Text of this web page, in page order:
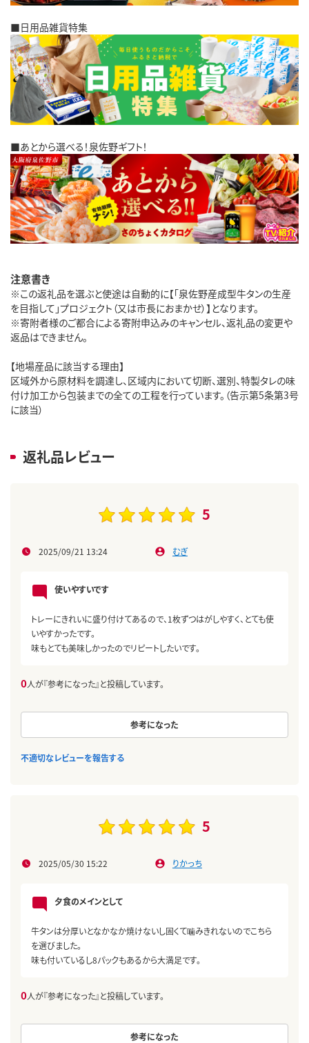
■日用品雑貨特集
■あとから選べる！泉佐野ギフト！
注意書き
※この返礼品を選ぶと使途は自動的に【「泉佐野産成型牛タンの生産
を目指して」プロジェクト（又は市長におまかせ）】となります。
※寄附者様のご都合による寄附申込みのキャンセル、返礼品の変更や
返品はできません。
【地場産品に該当する理由】
区域外から原材料を調達し、区域内において切断、選別、特製タレの味
付け加工から包装までの全ての工程を行っています。（告示第5条第3号
に該当）
返礼品レビュー
5
2025/09/21 13:24 むぎ
使いやすいです
トレーにきれいに盛り付けてあるので、1枚ずつはがしやすく、とても使
いやすかったです。
味もとても美味しかったのでリピートしたいです。
0人が『参考になった』と投稿しています。
参考になった
不適切なレビューを報告する
5
2025/05/30 15:22 りかっち
夕食のメインとして
牛タンは分厚いとなかなか焼けないし固くて噛みきれないのでこちら
を選びました。
味も付いているし8パックもあるから大満足です。
0人が『参考になった』と投稿しています。
参考になった